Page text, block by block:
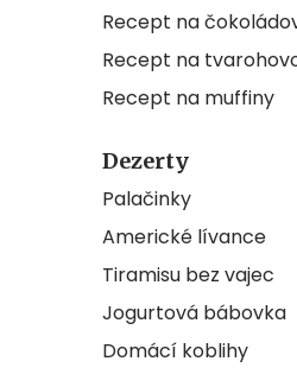
Recept na
Recept na
Recept na muffiny
Dezerty
Palačinky
Americké lívance
Tiramisu bez vajec
Jogurtová bábovka
Domácí koblihy